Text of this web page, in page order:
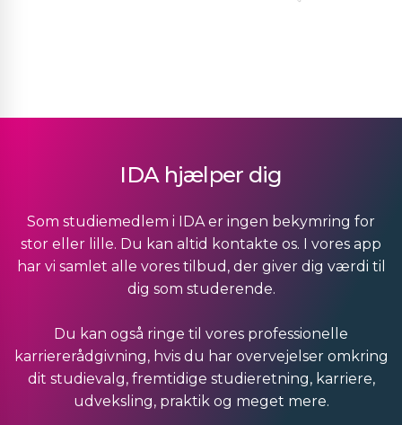
IDA hjælper dig
Som studiemedlem i IDA er ingen bekymring for
stor eller lille. Du kan altid kontakte os. I vores app
har vi samlet alle vores tilbud, der giver dig værdi til
dig som studerende.
Du kan også ringe til vores professionelle
karriererådgivning, hvis du har overvejelser omkring
dit studievalg, fremtidige studieretning, karriere,
udveksling, praktik og meget mere.